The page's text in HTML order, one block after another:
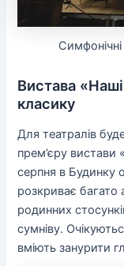
Вистава
класику
Для театралів
прем’єру вистави
серпня в Будинку
розкриває багато
родинних
сумніву.
вміють занурити